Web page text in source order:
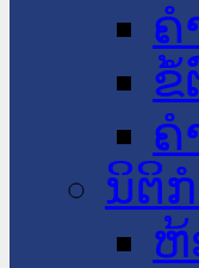
ຄໍ
ຂໍ້
ຄໍ
ນິຕິ
ຫ້